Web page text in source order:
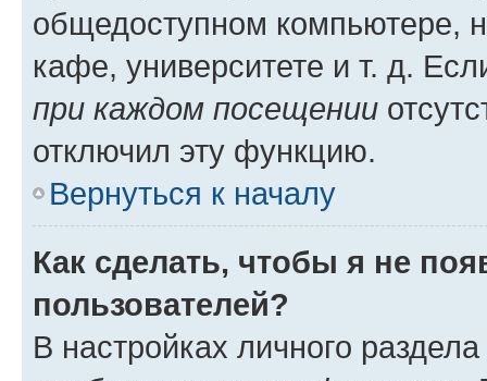
общедоступном компьютере,
кафе, университете и т. д.
при каждом посещении
отключил эту функцию.
Вернуться к началу
Как сделать, чтобы я не
пользователей?
В настройках личного